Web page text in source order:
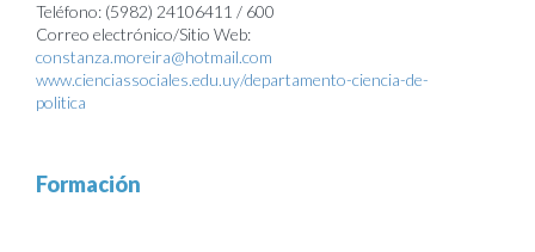
Teléfono: (5982) 24106411 / 600
Correo electrónico/Sitio Web:
constanza.moreira@hotmail.com
www.cienciassociales.edu.uy/departamento-ciencia-de-
politica
Formación